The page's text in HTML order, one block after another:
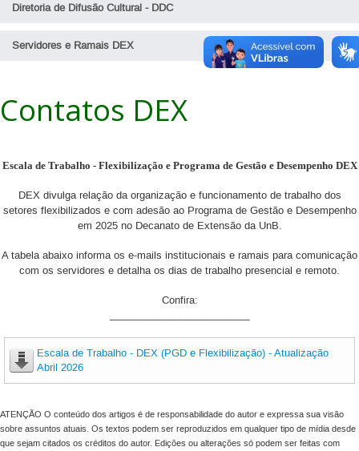
Diretoria de Difusão Cultural - DDC
Servidores e Ramais DEX
Contatos DEX
Escala de Trabalho - Flexibilização e Programa de Gestão e Desempenho DEX
DEX divulga relação da organização e funcionamento de trabalho dos
setores flexibilizados e com adesão ao Programa de Gestão e Desempenho
em 2025 no Decanato de Extensão da UnB.
A tabela abaixo informa os e-mails institucionais e ramais para comunicação
com os servidores e detalha os dias de trabalho presencial e remoto.
Confira:
Escala de Trabalho - DEX (PGD e Flexibilização) - Atualização
Abril 2026
ATENÇÃO O conteúdo dos artigos é de responsabilidade do autor e expressa sua visão
sobre assuntos atuais. Os textos podem ser reproduzidos em qualquer tipo de mídia desde
que sejam citados os créditos do autor. Edições ou alterações só podem ser feitas com